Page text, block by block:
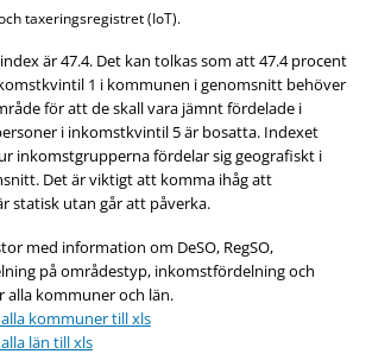
taxeringsregistret (IoT).
är 47.4. Det kan tolkas som att 47.4 procent
1 i kommunen i genomsnitt behöver
för att de skall vara jämnt fördelade i
i inkomstkvintil 5 är bosatta. Indexet
inkomstgrupperna fördelar sig geografiskt i
Det är viktigt att komma ihåg att
statisk utan går att påverka.
med information om DeSO, RegSO,
på områdestyp, inkomstfördelning och
kommuner och län.
kommuner till xls
län till xls